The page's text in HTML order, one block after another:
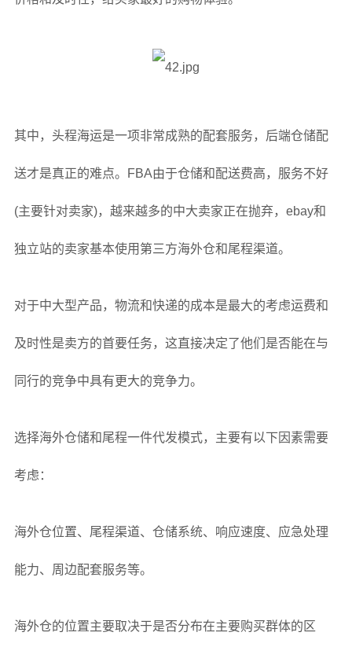
其中，头程海运是一项非常成熟的配套服务，后端仓储配
送才是真正的难点。FBA由于仓储和配送费高，服务不好
(主要针对卖家)，越来越多的中大卖家正在抛弃，ebay和
独立站的卖家基本使用第三方海外仓和尾程渠道。
对于中大型产品，物流和快递的成本是最大的考虑运费和
及时性是卖方的首要任务，这直接决定了他们是否能在与
同行的竞争中具有更大的竞争力。
选择海外仓储和尾程一件代发模式，主要有以下因素需要
考虑：
海外仓位置、尾程渠道、仓储系统、响应速度、应急处理
能力、周边配套服务等。
海外仓的位置主要取决于是否分布在主要购买群体的区